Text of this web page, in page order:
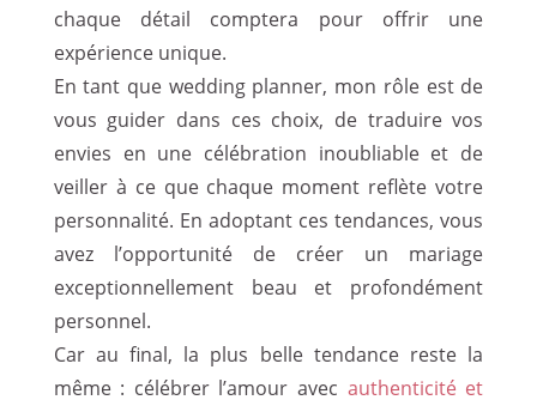
chaque détail comptera pour offrir une
expérience unique.
En tant que wedding planner, mon rôle est de
vous guider dans ces choix, de traduire vos
envies en une célébration inoubliableet de
veiller à ce que chaque moment reflète votre
personnalité. En adoptant ces tendances, vous
avez l’opportunité de créer un mariage
exceptionnellement beau et profondément
personnel.
Car au final, la plus belle tendance reste la
même : célébrer l’amour avec authenticité et